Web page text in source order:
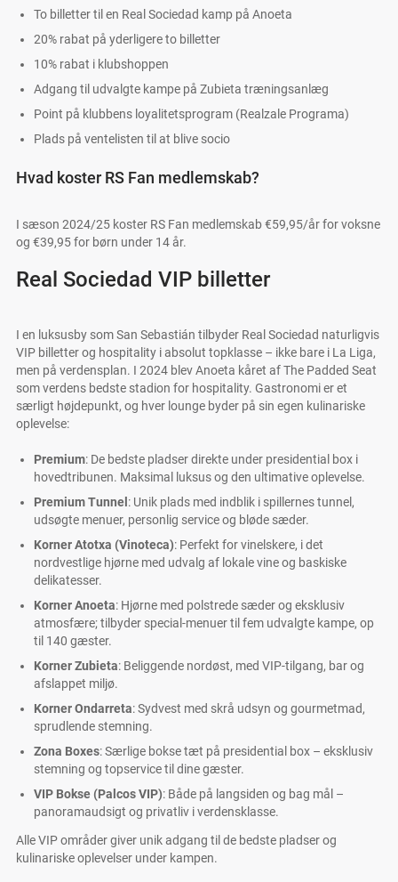
To billetter til en Real Sociedad kamp på Anoeta
20% rabat på yderligere to billetter
10% rabat i klubshoppen
Adgang til udvalgte kampe på Zubieta træningsanlæg
Point på klubbens loyalitetsprogram (Realzale Programa)
Plads på ventelisten til at blive socio
Hvad koster RS Fan medlemskab?
I sæson 2024/25 koster RS Fan medlemskab €59,95/år for voksne
og €39,95 for børn under 14 år.
Real Sociedad VIP billetter
I en luksusby som San Sebastián tilbyder Real Sociedad naturligvis
VIP billetter og hospitality i absolut topklasse – ikke bare i La Liga,
men på verdensplan. I 2024 blev Anoeta kåret af The Padded Seat
som verdens bedste stadion for hospitality. Gastronomi er et
særligt højdepunkt, og hver lounge byder på sin egen kulinariske
oplevelse:
Premium: De bedste pladser direkte under presidential box i
hovedtribunen. Maksimal luksus og den ultimative oplevelse.
Premium Tunnel : Unik plads med indblik i spillernes tunnel,
udsøgte menuer, personlig service og bløde sæder.
Korner Atotxa (Vinoteca): Perfekt for vinelskere, i det
nordvestlige hjørne med udvalg af lokale vine og baskiske
delikatesser.
Korner Anoeta: Hjørne med polstrede sæder og eksklusiv
atmosfære; tilbyder special-menuer til fem udvalgte kampe, op
til 140 gæster.
Korner Zubieta: Beliggende nordøst, med VIP-tilgang, bar og
afslappet miljø.
Korner Ondarreta: Sydvest med skrå udsyn og gourmetmad,
sprudlende stemning.
Zona Boxes: Særlige bokse tæt på presidential box – eksklusiv
stemning og topservice til dine gæster.
VIP Bokse (Palcos VIP): Både på langsiden og bag mål –
panoramaudsigt og privatliv i verdensklasse.
Alle VIP områder giver unik adgang til de bedste pladser og
kulinariske oplevelser under kampen.